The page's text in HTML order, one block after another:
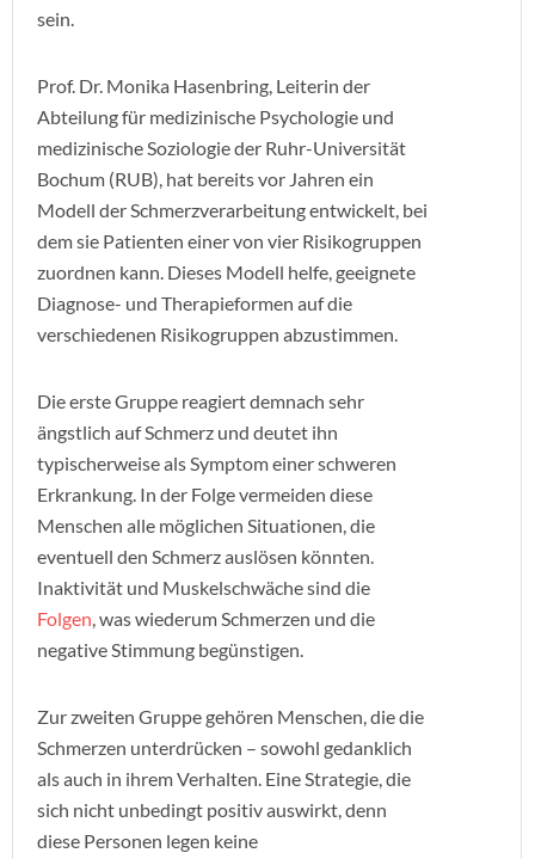
sein.
Prof. Dr. Monika Hasenbring, Leiterin der
Abteilung für medizinische Psychologie und
medizinische Soziologie der Ruhr-Universität
Bochum (RUB), hat bereits vor Jahren ein
Modell der Schmerzverarbeitung entwickelt, bei
dem sie Patienten einer von vier Risikogruppen
zuordnen kann. Dieses Modell helfe, geeignete
Diagnose- und Therapieformen auf die
verschiedenen Risikogruppen abzustimmen.
Die erste Gruppe reagiert demnach sehr
ängstlich auf Schmerz und deutet ihn
typischerweise als Symptom einer schweren
Erkrankung. In der Folge vermeiden diese
Menschen alle möglichen Situationen, die
eventuell den Schmerz auslösen könnten.
Inaktivität und Muskelschwäche sind die
Folgen, was wiederum Schmerzen und die
negative Stimmung begünstigen.
Zur zweiten Gruppe gehören Menschen, die die
Schmerzen unterdrücken – sowohl gedanklich
als auch in ihrem Verhalten. Eine Strategie, die
sich nicht unbedingt positiv auswirkt, denn
diese Personen legen keine